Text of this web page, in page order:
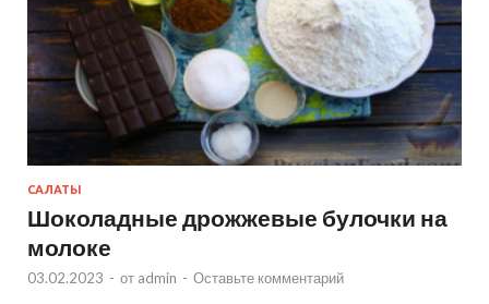
САЛАТЫ
Шоколадные дрожжевые булочки на
молоке
03.02.2023 - от admin - Оставьте комментарий